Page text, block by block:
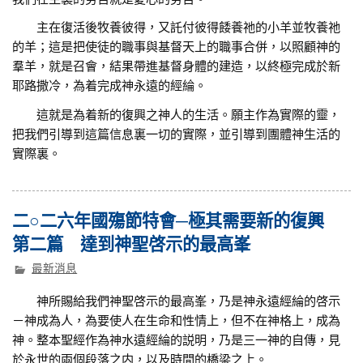
主在復活後牧養彼得，又託付彼得餧養祂的小羊並牧養祂
的羊；這是把使徒的職事與基督天上的職事合併，以照顧神的
羣羊，就是召會，結果帶進基督身體的建造，以終極完成於新
耶路撒冷，為着完成神永遠的經綸。
這就是為着新的復興之神人的生活。願主作為實際的靈，
把我們引導到這篇信息裏一切的實際，並引導到團體神生活的
實際裏。
二○二六年國殤節特會─極其需要新的復興
第二篇 達到神聖啓示的最高峯
最新消息
神所賜給我們神聖啓示的最高峯，乃是神永遠經綸的啓示
－神成為人，為要使人在生命和性情上，但不在神格上，成為
神。整本聖經作為神水遠經綸的説明，乃是三一神的自傳，見
於永世的兩個段落之内，以及時間的橋梁之上。